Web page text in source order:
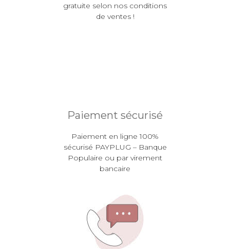
gratuite selon nos conditions
de ventes !
Paiement sécurisé
Paiement en ligne 100%
sécurisé PAYPLUG – Banque
Populaire ou par virement
bancaire